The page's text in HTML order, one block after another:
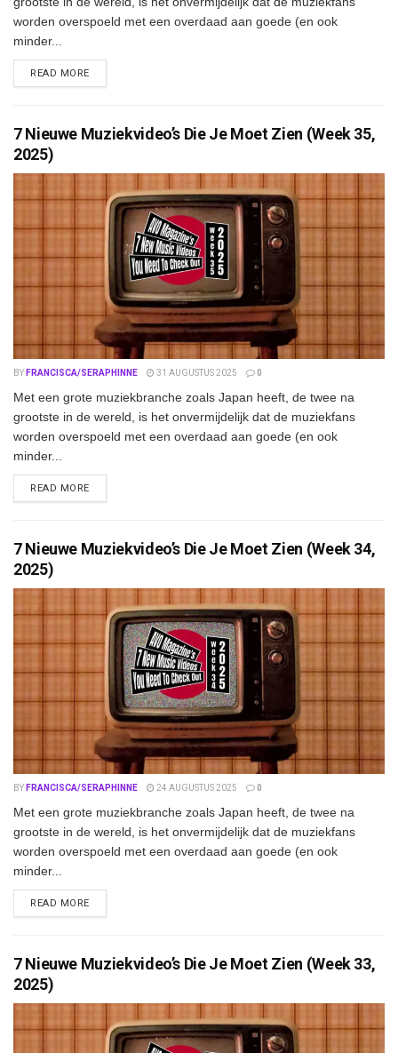
worden overspoeld met een overdaad aan goede (en ook
minder...
READ MOREDETAILS
7 Nieuwe Muziekvideo’s Die Je Moet Zien (Week 35,
2025)
BY FRANCISCA/SERAPHINNE 31 AUGUSTUS 2025 0
Met een grote muziekbranche zoals Japan heeft, de twee na
grootste in de wereld, is het onvermijdelijk dat de muziekfans
worden overspoeld met een overdaad aan goede (en ook
minder...
READ MOREDETAILS
7 Nieuwe Muziekvideo’s Die Je Moet Zien (Week 34,
2025)
BY FRANCISCA/SERAPHINNE 24 AUGUSTUS 2025 0
Met een grote muziekbranche zoals Japan heeft, de twee na
grootste in de wereld, is het onvermijdelijk dat de muziekfans
worden overspoeld met een overdaad aan goede (en ook
minder...
READ MOREDETAILS
7 Nieuwe Muziekvideo’s Die Je Moet Zien (Week 33,
2025)